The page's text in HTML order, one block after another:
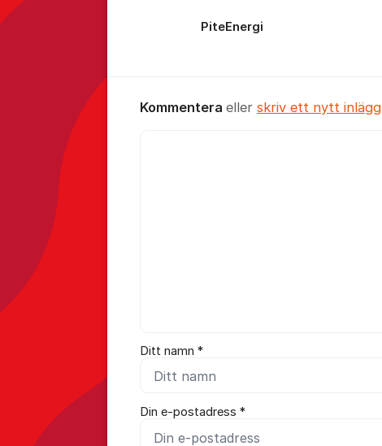
PiteEnergi
Kommentera eller skriv ett nytt inlägg
Ditt namn *
Din e-postadress *